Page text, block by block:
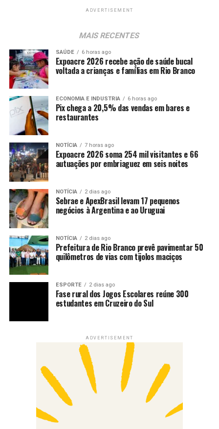
ADVERTISEMENT
MAIS RECENTES
SAÚDE 6 horas ago
Expoacre 2026 recebe ação de saúde bucal
voltada a crianças e famílias em Rio Branco
ECONOMIA E INDUSTRIA 6 horas ago
Pix chega a 20,5% das vendas em bares e
restaurantes
NOTÍCIA 7 horas ago
Expoacre 2026 soma 254 mil visitantes e 66
autuações por embriaguez em seis noites
NOTÍCIA 2 dias ago
Sebrae e ApexBrasil levam 17 pequenos
negócios à Argentina e ao Uruguai
NOTÍCIA 2 dias ago
Prefeitura de Rio Branco prevê pavimentar 50
quilômetros de vias com tijolos maciços
ESPORTE 2 dias ago
Fase rural dos Jogos Escolares reúne 300
estudantes em Cruzeiro do Sul
ADVERTISEMENT